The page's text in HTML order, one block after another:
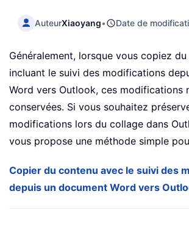
AuteurXiaoyang• Date de
Généralement, lorsque vous copiez
incluant le suivi des modifications
Word vers Outlook, ces modifications
conservées. Si vous souhaitez
modifications lors du collage dans
vous propose une méthode simple
Copier du contenu avec le suivi des
depuis un document Word vers